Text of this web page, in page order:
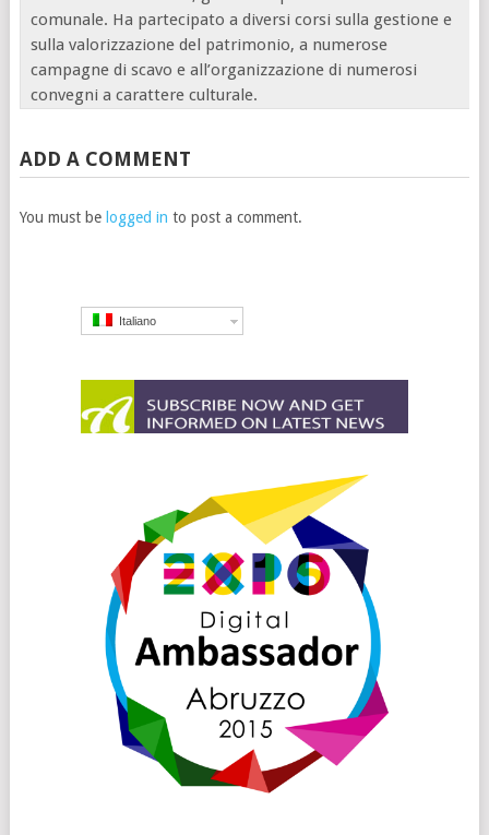
comunale. Ha partecipato a diversi corsi sulla gestione e
sulla valorizzazione del patrimonio, a numerose
campagne di scavo e all’organizzazione di numerosi
convegni a carattere culturale.
ADD A COMMENT
You must be logged in to post a comment.
Italiano